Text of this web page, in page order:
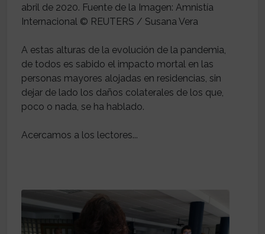
abril de 2020. Fuente de la Imagen: Amnistía
Internacional © REUTERS / Susana Vera
A estas alturas de la evolución de la pandemia,
de todos es sabido el impacto mortal en las
personas mayores alojadas en residencias, sin
dejar de lado los daños colaterales de los que,
poco o nada, se ha hablado.
Acercamos a los lectores...